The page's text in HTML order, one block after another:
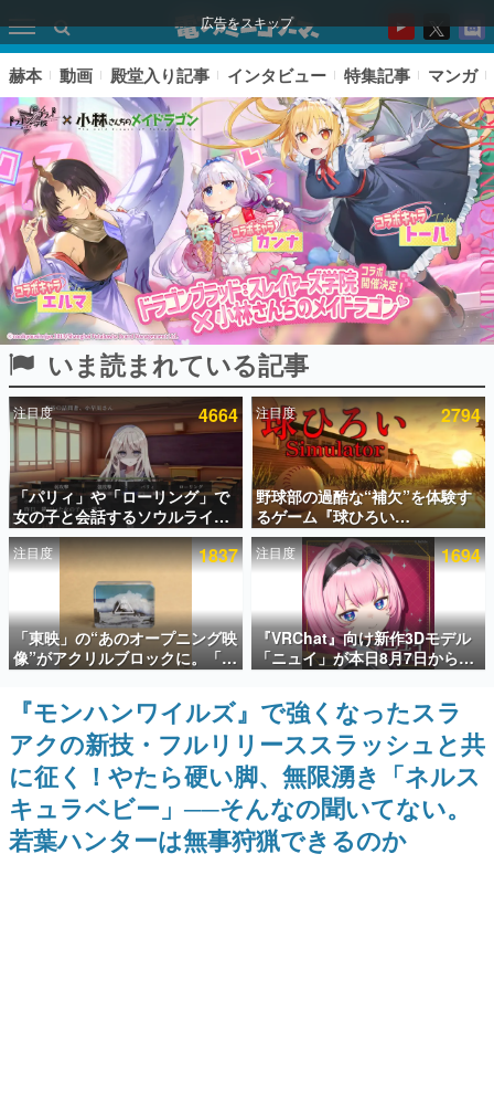
広告をスキップ
ピックアップ
電ファミのいま読まれている記事ランキング
アプリセール情報
インタビュー
連載・特集一覧
殿堂入り記事
SNS拡散数が数千以上！ ページビュー数万以上！ などな
ど。多くの人々に読まれた、電ファミ渾身の“殿堂入り”記
事をまとめました。
ゲームの企画書
名作ゲームクリエイターの方々に製作時のエピソードをお
聞きし、ヒットする企画（ゲーム）とは何か？を探ってい
きます。
赫本
この物語を解いてはいけない。『赫本』は、〈試験問題〉
の形をした短編ホラー小説集です。
赫本 動画 殿堂入り記事 インタビュー 特集記事 マンガ
いま読まれている記事
注目度 4664
「パリィ」や「ローリング」で
女の子と会話するソウルライク
恋愛ゲーム『小早川さんはソウ
ルライク』無料公開。返事に失
敗すると「YOU DIED」
注目度 2794
野球部の過酷な“補欠”を体験す
るゲーム『球ひろい
Simulator』が「1件」のウィッ
シュリストをもとにチェコ語に
対応しSNSで話題に。『キング
ダム・カム』開発元やチェコの
プロ野球選手から称賛の声
注目度 1837
「東映」の“あのオープニング映
像”がアクリルブロックに。「東
映ヒストリカル グッズコレクシ
ョン」が8月下旬より発売
注目度 1694
『VRChat』向け新作3Dモデル
「ニュイ」が本日8月7日から
BOOTHにて発売。瞳に光る星
や感情豊かな表情が、小悪魔か
わいい
『モンハンワイルズ』で強くなったスラ
アクの新技・フルリリーススラッシュと共
に征く！やたら硬い脚、無限湧き「ネルス
キュラベビー」──そんなの聞いてない。
若葉ハンターは無事狩猟できるのか